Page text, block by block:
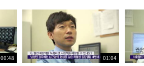
00:48 01:04